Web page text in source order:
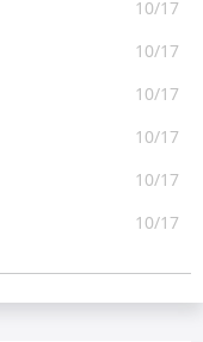
10/17
10/17
10/17
10/17
10/17
10/17